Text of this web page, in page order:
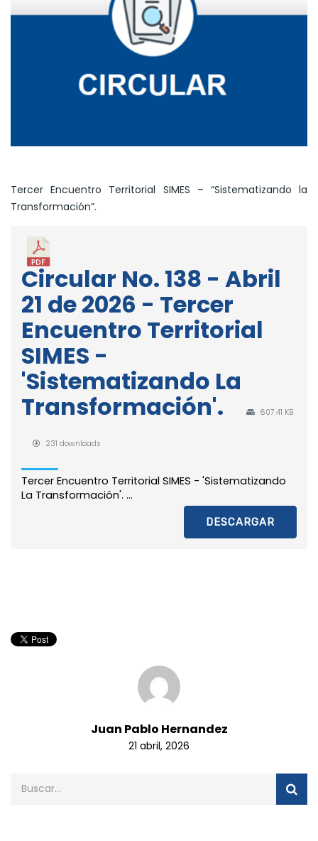
Tercer Encuentro Territorial SIMES – “Sistematizando la
Transformación”.
Circular No. 138 - Abril
21 de 2026 - Tercer
Encuentro Territorial
SIMES -
'Sistematizando La
Transformación'.
607.41 KB
231 downloads
Tercer Encuentro Territorial SIMES - 'Sistematizando
La Transformación'. ...
DESCARGAR
Juan Pablo Hernandez
21 abril, 2026